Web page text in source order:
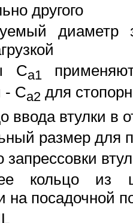
другого
диаметр
Ca1
- Ca2 для
ввода втулки в
размер для
кольцо из
на посадочной